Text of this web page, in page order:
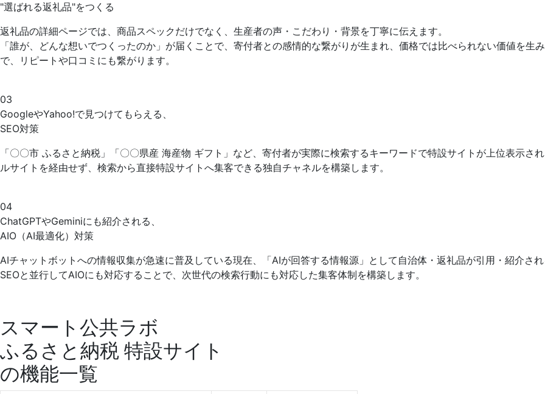
"選ばれる返礼品"をつくる
返礼品の詳細ページでは、商品スペックだけでなく、生産者の声・こだわり・背景を丁寧に伝えます。
「誰が、どんな想いでつくったのか」が届くことで、寄付者との感情的な繋がりが生まれ、価格では比べられない価値を生
で、リピートや口コミにも繋がります。
03
GoogleやYahoo!で見つけてもらえる、
SEO対策
「〇〇市 ふるさと納税」「〇〇県産 海産物 ギフト」など、寄付者が実際に検索するキーワードで特設サイトが上位表示さ
ルサイトを経由せず、検索から直接特設サイトへ集客できる独自チャネルを構築します。
04
ChatGPTやGeminiにも紹介される、
AIO（AI最適化）対策
AIチャットボットへの情報収集が急速に普及している現在、「AIが回答する情報源」として自治体・返礼品が引用・紹介され
SEOと並行してAIOにも対応することで、次世代の検索行動にも対応した集客体制を構築します。
スマート公共ラボ
ふるさと納税 特設サイト
の機能一覧